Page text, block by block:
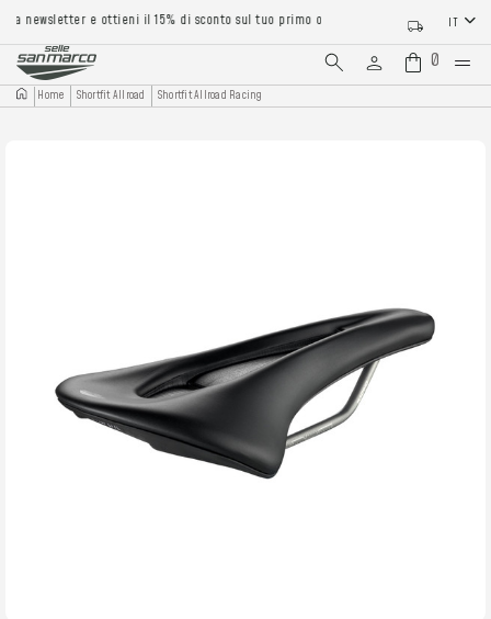
e ottieni il 15% di sconto sul tuo primo ordine IT
0
Home Shortfit Allroad Shortfit Allroad Racing